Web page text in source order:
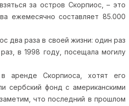
за остров Скорпиос, – это
ежемесячно составляет 85.000
два раза в своей жизни: один раз
в 1998 году, посещала могилу
в аренде Скорпиоса, хотят его
сербский фонд с американскими
что последний в прошлом